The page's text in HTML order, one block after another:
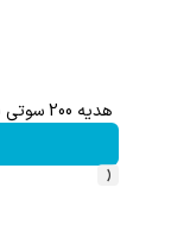
هدیه 200 سوتی با اولین خرید از گرمی،همین حالا ثبت نام کن
‹